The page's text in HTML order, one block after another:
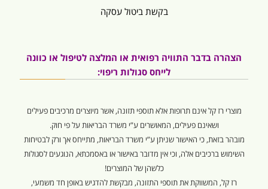
בקשת ביטול עסקה
הצהרה בדבר התוויה רפואית או המלצה לטיפול או כוונה
לייחס סגולות ריפוי:
מוצרי רז קל אינם תרופות אלא תוספי תזונה, אשר מיוצרים מרכיבים פעילים
ושאינם פעילים, המאושרים ע”י משרד הבריאות על פי חוק.
מובהר בזאת, כי האישור שניתן ע”י משרד הבריאות, מתייחס אך ורק לבטיחות
השימוש ברכיבים אלה, וכי אין מדובר באישור או באסמכתא, הנוגעים לסגולות
כלשהן של המוצרים!
רז קל, המשווקת את תוספי התזונה, מבקשת להדגיש באופן חד משמעי,